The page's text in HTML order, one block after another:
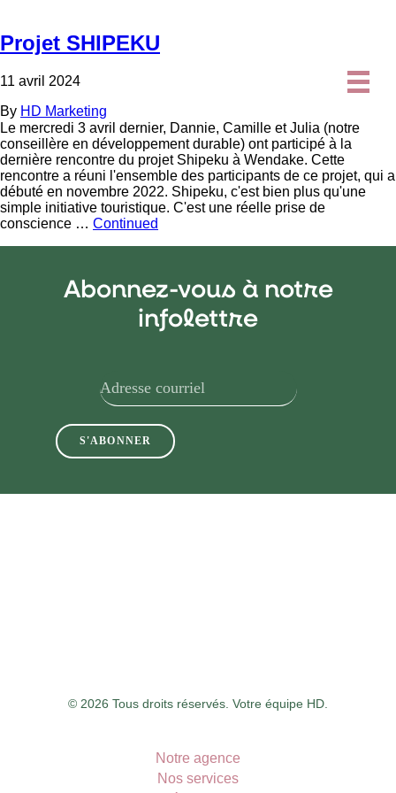
Projet SHIPEKU
11 avril 2024
By HD Marketing
Le mercredi 3 avril dernier, Dannie, Camille et Julia (notre
conseillère en développement durable) ont participé à la
dernière rencontre du projet Shipeku à Wendake. Cette
rencontre a réuni l'ensemble des participants de ce projet, qui a
débuté en novembre 2022. Shipeku, c'est bien plus qu'une
simple initiative touristique. C'est une réelle prise de
conscience … Continued
Abonnez-vous à notre
infolettre
© 2026 Tous droits réservés. Votre équipe HD.
Notre agence
Nos services